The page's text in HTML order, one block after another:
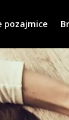
pozajmice